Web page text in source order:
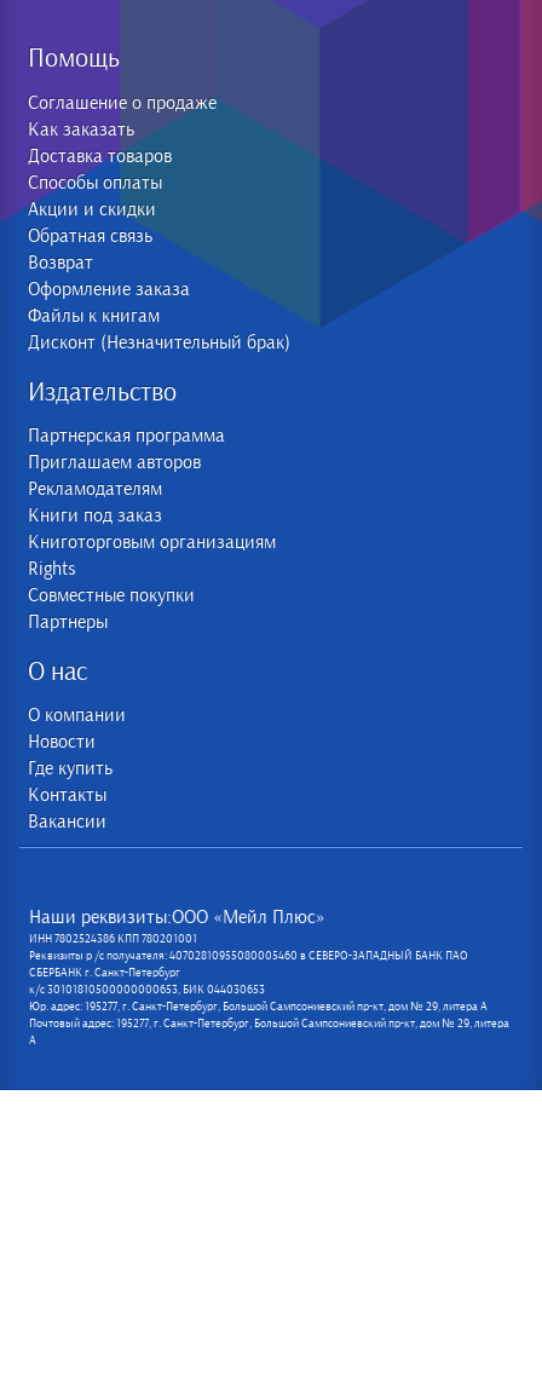
Помощь
Соглашение о продаже
Как заказать
Доставка товаров
Способы оплаты
Акции и скидки
Обратная связь
Возврат
Оформление заказа
Файлы к книгам
Дисконт (Незначительный брак)
Издательство
Партнерская программа
Приглашаем авторов
Рекламодателям
Книги под заказ
Книготорговым организациям
Rights
Совместные покупки
Партнеры
О нас
О компании
Новости
Где купить
Контакты
Вакансии
Наши реквизиты:ООО «Мейл Плюс»
ИНН 7802524386 КПП 780201001
Реквизиты р /с получателя: 40702810955080005460 в СЕВЕРО-ЗАПАДНЫЙ БАНК ПАО
СБЕРБАНК г. Санкт-Петербург
к/с 30101810500000000653, БИК 044030653
Юр. адрес: 195277, г. Санкт-Петербург, Большой Сампсониевский пр-кт, дом № 29, литера А
Почтовый адрес: 195277, г. Санкт-Петербург, Большой Сампсониевский пр-кт, дом № 29, литера
А